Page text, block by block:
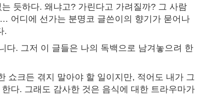
듯하다. 왜냐고? 가린다고 가려질까? 그 사람
어디에 선가는 분명코 글쓴이의 향기가 묻어나
.
다. 그저 이 글들은 나의 독백으로 남겨놓으려 한
쇼크든 겪지 말아야 할 일이지만, 적어도 내가 그
다. 그래도 감사한 것은 음식에 대한 트라우마가